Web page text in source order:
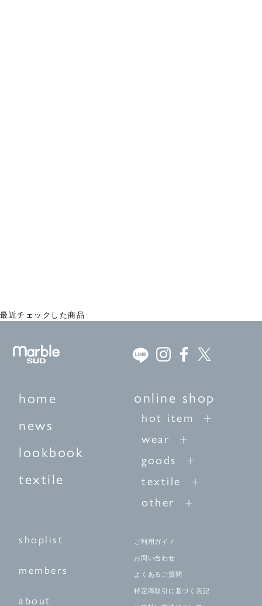
最近チェックした商品
home
news
lookbook
textile
online shop
hot item
wear
goods
textile
other
shoplist
members
about
ご利用ガイド
お問い合わせ
よくあるご質問
特定商取引に基づく表記